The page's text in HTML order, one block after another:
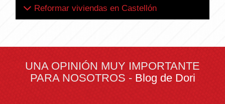
Reformar viviendas en Castellón
UNA OPINIÓN MUY IMPORTANTE
PARA NOSOTROS - Blog de Dori